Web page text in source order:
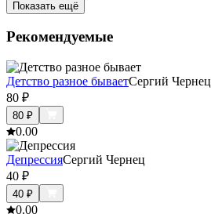
Показать ещё
Рекомендуемые
Детство разное бываетСергий Чернец
80 ₽
80 ₽
0.00
ДепрессияСергий Чернец
40 ₽
40 ₽
0.00